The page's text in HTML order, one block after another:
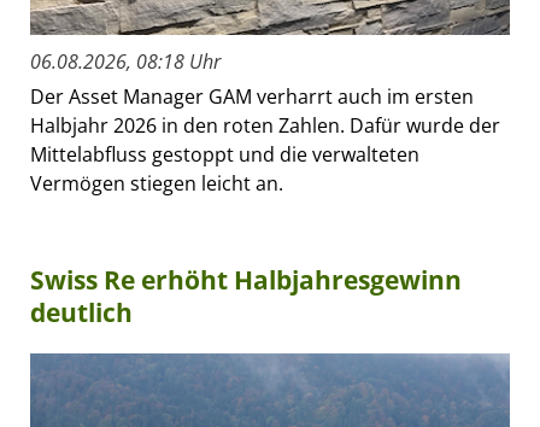
06.08.2026, 08:18 Uhr
Der Asset Manager GAM verharrt auch im ersten
Halbjahr 2026 in den roten Zahlen. Dafür wurde der
Mittelabfluss gestoppt und die verwalteten
Vermögen stiegen leicht an.
Swiss Re erhöht Halbjahresgewinn
deutlich